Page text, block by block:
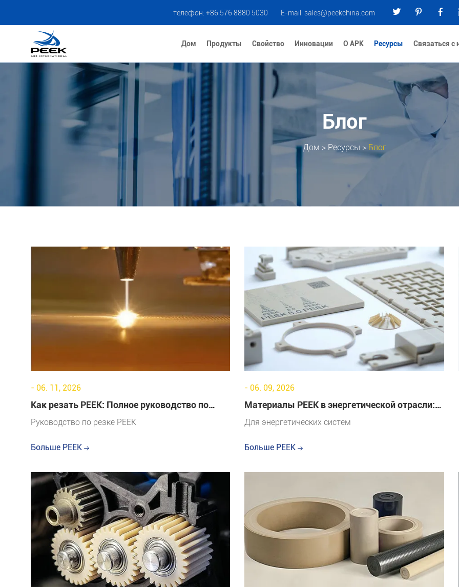
телефон: +86 576 8880 5030 E-mail: sales@peekchina.com
Дом Продукты Свойство Инновации О АРК Ресурсы Связаться с
Блог
Дом > Ресурсы > Блог
- 06. 11, 2026
Как резать PEEK: Полное руководство по
прецизионной обработке PEEK
Руководство по резке PEEK
Больше PEEK
- 06. 09, 2026
Материалы PEEK в энергетической отрасли:
применение, преимущества и будущие
Для энергетических систем
Больше PEEK